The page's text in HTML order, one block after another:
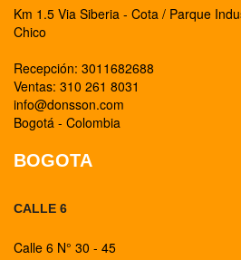
Km 1.5 Via Siberia - Cota / Parque
Chico
Recepción: 3011682688
Ventas: 310 261 8031
info@donsson.com
Bogotá - Colombia
BOGOTA
CALLE 6
Calle 6 N° 30 - 45